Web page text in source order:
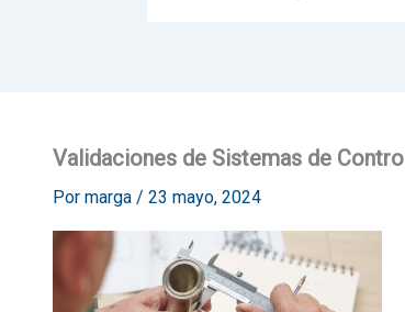
Validaciones de Sistemas de Control
Por marga / 23 mayo, 2024